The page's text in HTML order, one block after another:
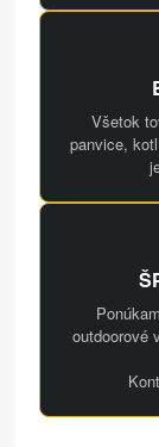
Všetok
panvice,
outdoorové